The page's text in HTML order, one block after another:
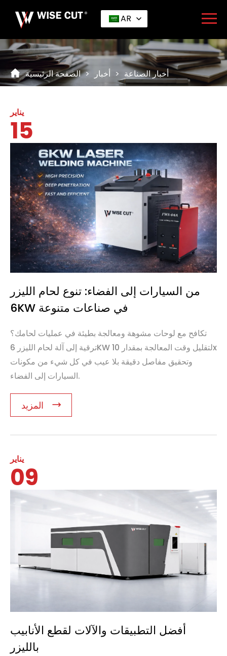
AR
الصفحة الرئيسية > أخبار > أخبار الصناعة
يناير
15
من السيارات إلى الفضاء: تنوع لحام الليزر
6KW في صناعات متنوعة
تكافح مع لوحات مشوهة ومعالجة بطيئة في عمليات لحامك؟
ترقية إلى آلة لحام الليزر 6KW لتقليل وقت المعالجة بمقدار 10x
وتحقيق مفاصل دقيقة بلا عيب في كل شيء من مكونات
السيارات إلى الفضاء.
المزيد
يناير
09
أفضل التطبيقات والآلات لقطع الأنابيب
بالليزر